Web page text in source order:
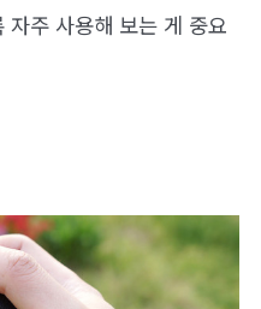
주 사용해 보는 게 중요